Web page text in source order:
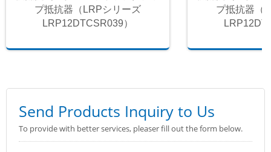
プ抵抗器（LRPシリーズ
LRP12DTCSR039）
プ抵抗器（